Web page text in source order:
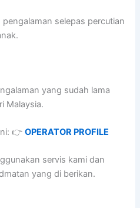
selepas percutian
yang sudah lama
Malaysia.
👉OPERATOR PROFILE
servis kami dan
yang di berikan.